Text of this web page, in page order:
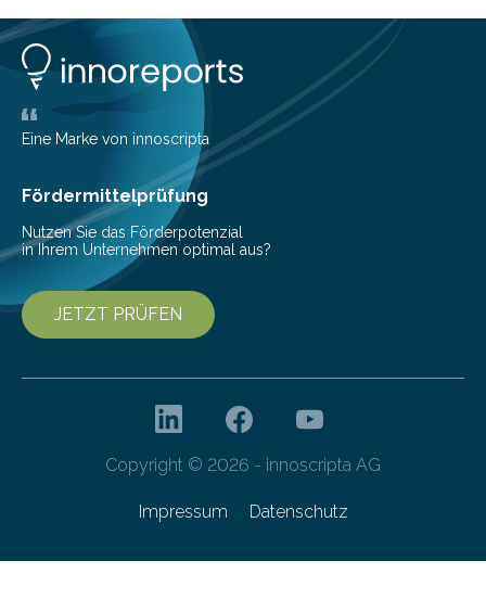
werden auch von anderen Schwarzen Löchern
ausgeschickt. Theoretische Astrophysiker der Goethe-
Universität haben jetzt einen numerischen Code
entwickelt, mit dem sie mathematisch hoch präzise
beschreiben…
Eine Marke von innoscripta
Fördermittelprüfung
Nutzen Sie das Förderpotenzial
in Ihrem Unternehmen optimal aus?
JETZT PRÜFEN
Copyright © 2026 - innoscripta AG
Impressum Datenschutz